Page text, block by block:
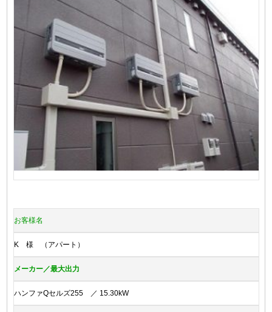
お客様名
K 様 （アパート）
メーカー／最大出力
ハンファQセルズ255 ／ 15.30kW